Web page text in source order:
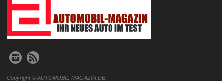
Copyright © AUTOMOBIL-MAGAZIN.DE.